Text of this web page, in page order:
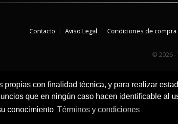
propias con finalidad técnica, y para realizar
que en ningún caso hacen identificable al
conocimiento Términos y condiciones
Contacto Aviso Legal Condiciones de compra
© 2026